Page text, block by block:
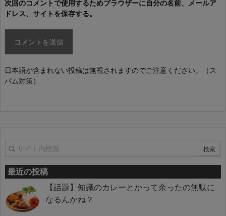
次回のコメントで使用するためブラウザーに自分の名前、メールア
ドレス、サイトを保存する。
日本語が含まれない投稿は無視されますのでご注意ください。（ス
パム対策）
最近の投稿
【話題】知識のカレーとかって余ったの無駄に
なるんかね？